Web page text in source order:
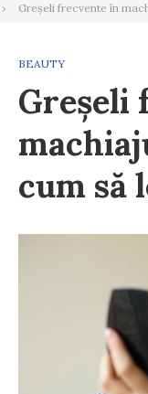
Greșeli frecvente în
BEAUTY
Greșeli
cum să